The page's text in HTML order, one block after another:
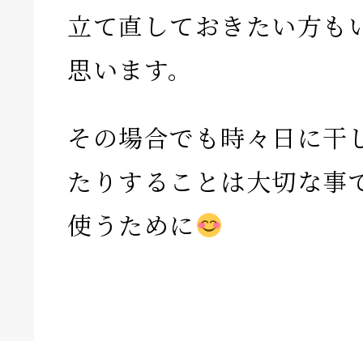
立て直しておきたい方も
思います。
その場合でも時々日に干
たりすることは大切な事
使うために